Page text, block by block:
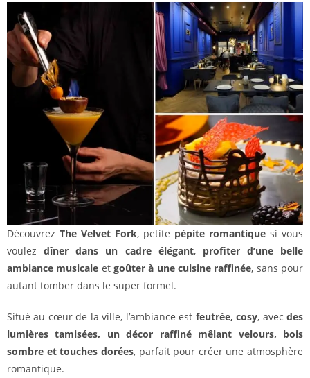
Découvrez The Velvet Fork, petite pépite romantique si vous
voulezdîner dans un cadre élégant, profiter d’une belle
ambiance musicale etgoûter à une cuisine raffinée, sans pour
autant tomber dans le super formel.
Situé au cœur de la ville, l’ambiance est feutrée, cosy, avecdes
lumières tamisées, un décor raffiné mêlant velours, bois
sombre et touches dorées, parfait pour créer une atmosphère
romantique.